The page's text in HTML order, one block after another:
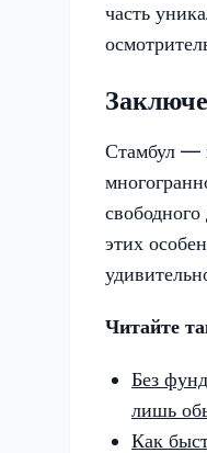
часть
Стамбул —
этих
Читайте
Без
лишь
Как